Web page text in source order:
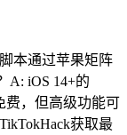
本通过苹果矩阵
A: iOS 14+的
费，但高级功能可
获取最